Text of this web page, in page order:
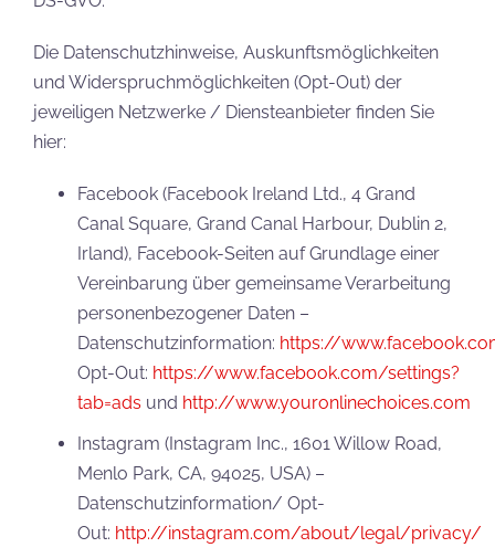
Die Datenschutzhinweise, Auskunftsmöglichkeiten
und Widerspruchmöglichkeiten (Opt-Out) der
jeweiligen Netzwerke / Diensteanbieter finden Sie
hier:
Facebook (Facebook Ireland Ltd., 4 Grand
Canal Square, Grand Canal Harbour, Dublin 2,
Irland), Facebook-Seiten auf Grundlage einer
Vereinbarung über gemeinsame Verarbeitung
personenbezogener Daten –
Datenschutzinformation: https://
Opt-Out: https://www.facebook.com/settings?
tab=ads und http://www.youronlinechoices.com
Instagram (Instagram Inc., 1601 Willow Road,
Menlo Park, CA, 94025, USA) –
Datenschutzinformation/ Opt-
Out: http://instagram.com/about/legal/privacy/